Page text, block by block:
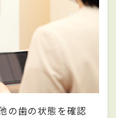
の歯の状態を確認